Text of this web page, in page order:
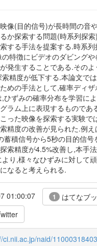
像(目的信号)が長時間の音
か探索する問題(時系列探
する手法を提案する.時系
特徴にビデオのダビング
発生することである.そのよ
精度が低下する.本論文で
めの手法として,確率ディ
ひずみの確率分布を学習に
ラム上に表現するものであ
った映像を探索する実験で
精度の改善が見られた.例
蓄積信号から5秒の目的信
索精度が4.5%改善し,本手
り,様々なひずみに対して
なると考えられる.
01:00:07 1 はてなブ
ci.nii.ac.jp/naid/